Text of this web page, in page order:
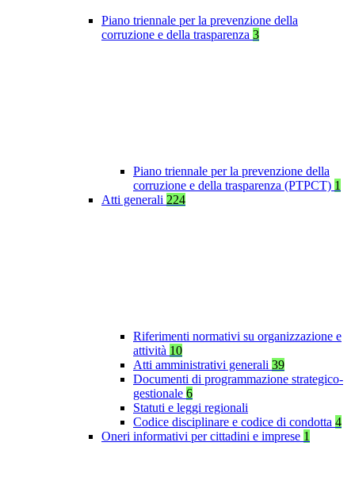
Piano triennale per la prevenzione della
corruzione e della trasparenza 3
Piano triennale per la prevenzione della
corruzione e della trasparenza (PTPCT) 1
Atti generali 224
Riferimenti normativi su organizzazione e
attività 10
Atti amministrativi generali 39
Documenti di programmazione strategico-
gestionale 6
Statuti e leggi regionali
Codice disciplinare e codice di condotta 4
Oneri informativi per cittadini e imprese 1